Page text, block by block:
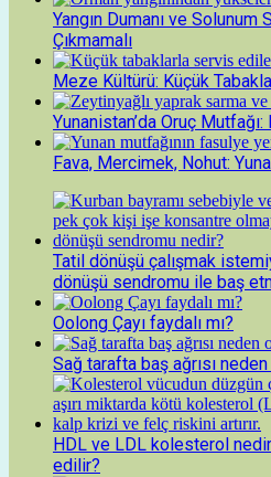
Yangın Dumanı ve Solunum
Çıkmamalı
Meze Kültürü: Küçük
Yunanistan’da Oruç
Fava, Mercimek, Nohut:
Tatil dönüşü çalışmak
dönüşü sendromu ile baş
Oolong Çayı faydalı mı?
Sağ tarafta baş ağrısı
HDL ve LDL kolesterol
edilir?